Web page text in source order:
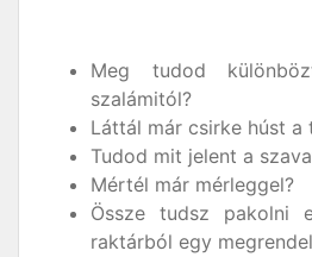
Meg tudod
szalámitól?
Láttál már csirke húst a
Tudod mit jelent a
Mértél már mérleggel?
Össze tudsz pakolni
raktárból egy